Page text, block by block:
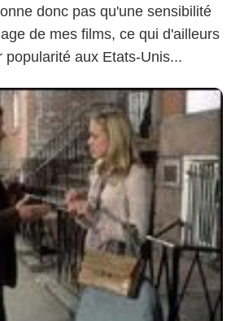
donc pas qu'une sensibilité
de mes films, ce qui d'ailleurs
popularité aux Etats-Unis...